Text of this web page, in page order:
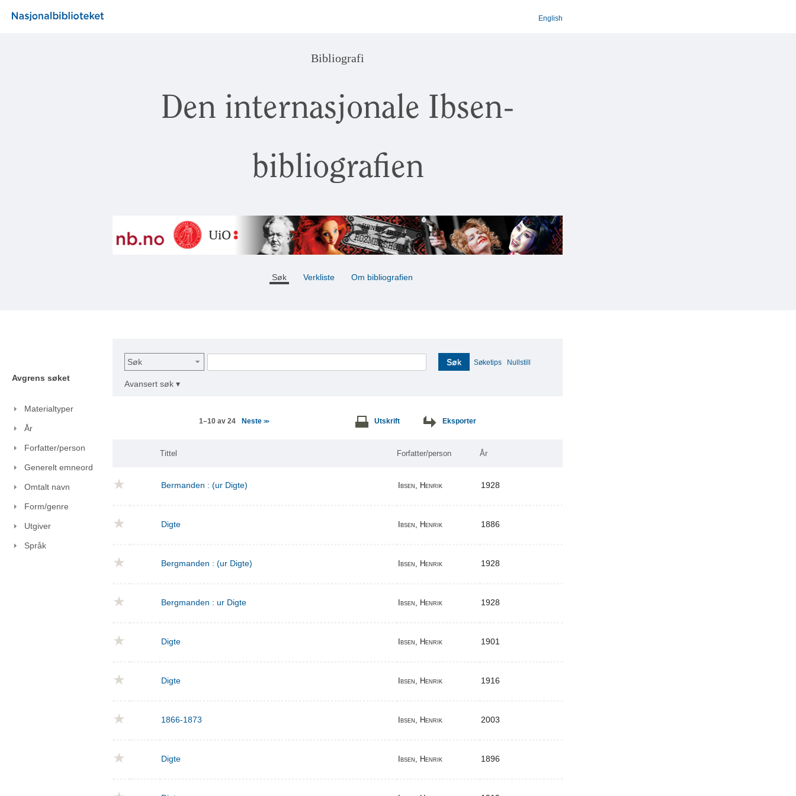
English
Bibliografi
Den internasjonale Ibsen-
bibliografien
Søk Verkliste Om bibliografien
Avgrens søket
Materialtyper
År
Forfatter/person
Generelt emneord
Omtalt navn
Form/genre
Utgiver
Språk
Søk Søk Søketips Nullstill
Avansert søk ▾
1–10 av 24 Neste>> Utskrift Eksporter
Tittel Forfatter/person År
Bermanden : (ur Digte) Ibsen, Henrik 1928
Digte Ibsen, Henrik 1886
Bergmanden : (ur Digte) Ibsen, Henrik 1928
Bergmanden : ur Digte Ibsen, Henrik 1928
Digte Ibsen, Henrik 1901
Digte Ibsen, Henrik 1916
1866-1873 Ibsen, Henrik 2003
Digte Ibsen, Henrik 1896